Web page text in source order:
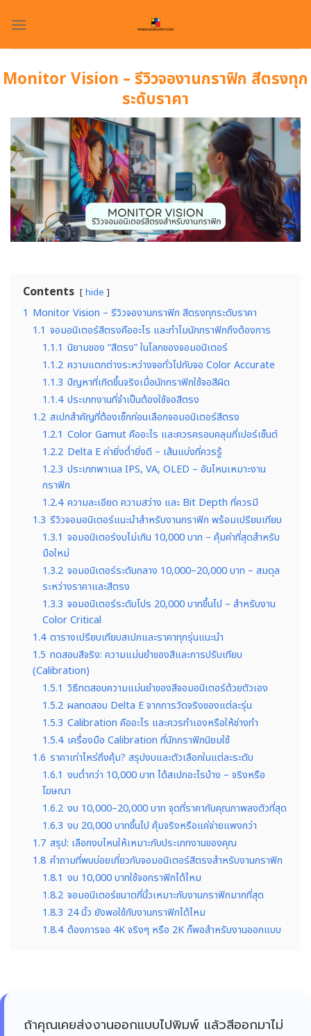
Monitor Vision – รีวิวจองานกราฟิก สีตรงทุก
ระดับราคา
Contents hide
1 Monitor Vision – รีวิวจองานกราฟิก สีตรงทุกระดับราคา
1.1 จอมอนิเตอร์สีตรงคืออะไร และทำไมนักกราฟิกถึงต้องการ
1.1.1 นิยามของ “สีตรง” ในโลกของจอมอนิเตอร์
1.1.2 ความแตกต่างระหว่างจอทั่วไปกับจอ Color Accurate
1.1.3 ปัญหาที่เกิดขึ้นจริงเมื่อนักกราฟิกใช้จอสีผิด
1.1.4 ประเภทงานที่จำเป็นต้องใช้จอสีตรง
1.2 สเปกสำคัญที่ต้องเช็กก่อนเลือกจอมอนิเตอร์สีตรง
1.2.1 Color Gamut คืออะไร และควรครอบคลุมกี่เปอร์เซ็นต์
1.2.2 Delta E ค่ายิ่งต่ำยิ่งดี – เส้นแบ่งที่ควรรู้
1.2.3 ประเภทพาเนล IPS, VA, OLED – อันไหนเหมาะงาน
กราฟิก
1.2.4 ความละเอียด ความสว่าง และ Bit Depth ที่ควรมี
1.3 รีวิวจอมอนิเตอร์แนะนำสำหรับงานกราฟิก พร้อมเปรียบเทียบ
1.3.1 จอมอนิเตอร์งบไม่เกิน 10,000 บาท – คุ้มค่าที่สุดสำหรับ
มือใหม่
1.3.2 จอมอนิเตอร์ระดับกลาง 10,000–20,000 บาท – สมดุล
ระหว่างราคาและสีตรง
1.3.3 จอมอนิเตอร์ระดับโปร 20,000 บาทขึ้นไป – สำหรับงาน
Color Critical
1.4 ตารางเปรียบเทียบสเปกและราคาทุกรุ่นแนะนำ
1.5 ทดสอบสีจริง: ความแม่นยำของสีและการปรับเทียบ
(Calibration)
1.5.1 วิธีทดสอบความแม่นยำของสีจอมอนิเตอร์ด้วยตัวเอง
1.5.2 ผลทดสอบ Delta E จากการวัดจริงของแต่ละรุ่น
1.5.3 Calibration คืออะไร และควรทำเองหรือให้ช่างทำ
1.5.4 เครื่องมือ Calibration ที่นักกราฟิกนิยมใช้
1.6 ราคาเท่าไหร่ถึงคุ้ม? สรุปงบและตัวเลือกในแต่ละระดับ
1.6.1 งบต่ำกว่า 10,000 บาท ได้สเปกอะไรบ้าง – จริงหรือ
โฆษณา
1.6.2 งบ 10,000–20,000 บาท จุดที่ราคากับคุณภาพลงตัวที่สุด
1.6.3 งบ 20,000 บาทขึ้นไป คุ้มจริงหรือแค่จ่ายแพงกว่า
1.7 สรุป: เลือกงบไหนให้เหมาะกับประเภทงานของคุณ
1.8 คำถามที่พบบ่อยเกี่ยวกับจอมอนิเตอร์สีตรงสำหรับงานกราฟิก
1.8.1 งบ 10,000 บาทใช้จอกราฟิกได้ไหม
1.8.2 จอมอนิเตอร์ขนาดกี่นิ้วเหมาะกับงานกราฟิกมากที่สุด
1.8.3 24 นิ้ว ยังพอใช้กับงานกราฟิกได้ไหม
1.8.4 ต้องการจอ 4K จริงๆ หรือ 2K ก็พอสำหรับงานออกแบบ
ถ้าคุณเคยส่งงานออกแบบไปพิมพ์ แล้วสีออกมาไม่